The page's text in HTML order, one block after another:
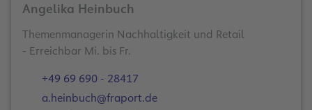
Angelika Heinbuch
Themenmanagerin Nachhaltigkeit und Retail
- Erreichbar Mi. bis Fr.
+49 69 690 - 28417
a.heinbuch@fraport.de